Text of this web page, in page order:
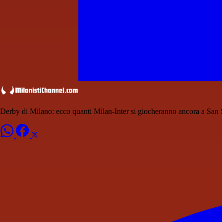
Derby di Milano: ecco quanti Milan-Inter si giocheranno ancora a San